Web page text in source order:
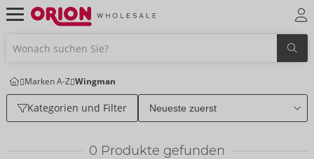
Marken A-Z Wingman
Kategorien und Filter
0 Produkte gefunden